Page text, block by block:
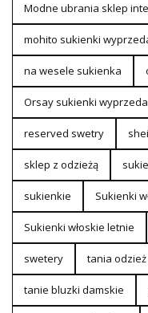
Modne ubrania sklep
mohito sukienki
na wesele sukienka
Orsay sukienki
reserved swetry
sklep z odzieżą
sukienkie Sukienki
Sukienki włoskie letnie
swetery tania
tanie bluzki damskie